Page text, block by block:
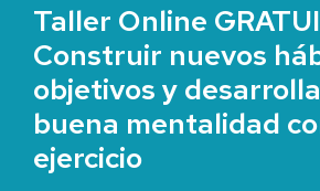
Taller Online
Construir nuevos
objetivos y
buena mentalidad
ejercicio